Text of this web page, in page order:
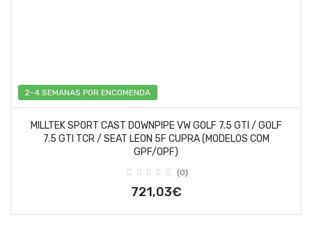
2-4 SEMANAS POR ENCOMENDA
MILLTEK SPORT CAST DOWNPIPE VW GOLF 7.5 GTI / GOLF
7.5 GTI TCR / SEAT LEON 5F CUPRA (MODELOS COM
GPF/OPF)
(0)
721,03€